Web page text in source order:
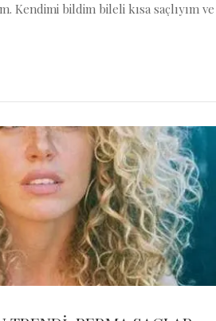
Kendimi bildim bileli kısa saçlıyım ve